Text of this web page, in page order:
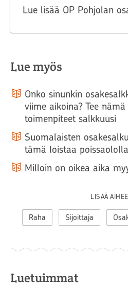
Lue lisää OP Pohjolan
Lue myös
Onko sinunkin
viime aikoina? Tee
toimenpiteet salkkuusi
Suomalaisten
tämä loistaa
Milloin on oikea aika
LISÄÄ
Raha Sijoittaja
Luetuimmat